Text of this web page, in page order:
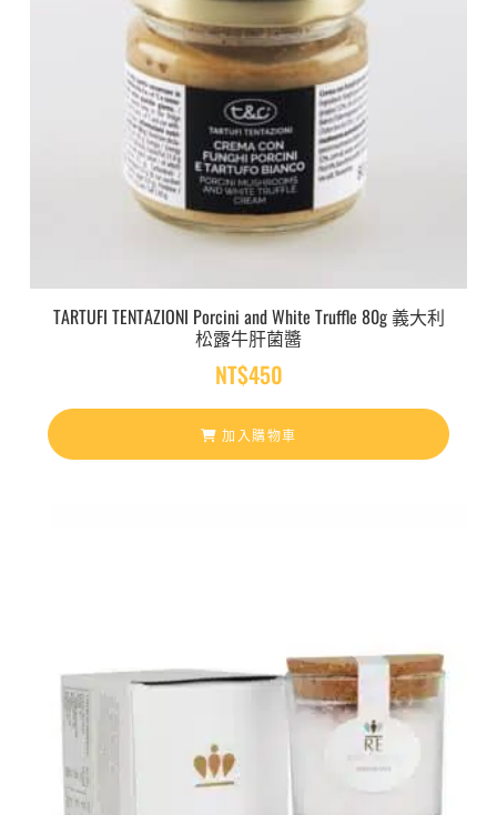
TARTUFI TENTAZIONI Porcini and White Truffle 80g 義大利
松露牛肝菌醬
NT$450
加入購物車